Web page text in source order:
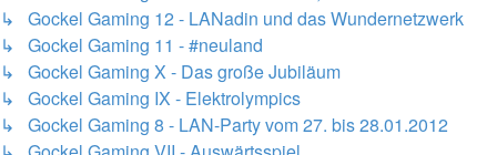
↳ Gockel Gaming 12 - LANadin und das Wundernetzwerk
↳ Gockel Gaming 11 - #neuland
↳ Gockel Gaming X - Das große Jubiläum
↳ Gockel Gaming IX - Elektrolympics
↳ Gockel Gaming 8 - LAN-Party vom 27. bis 28.01.2012